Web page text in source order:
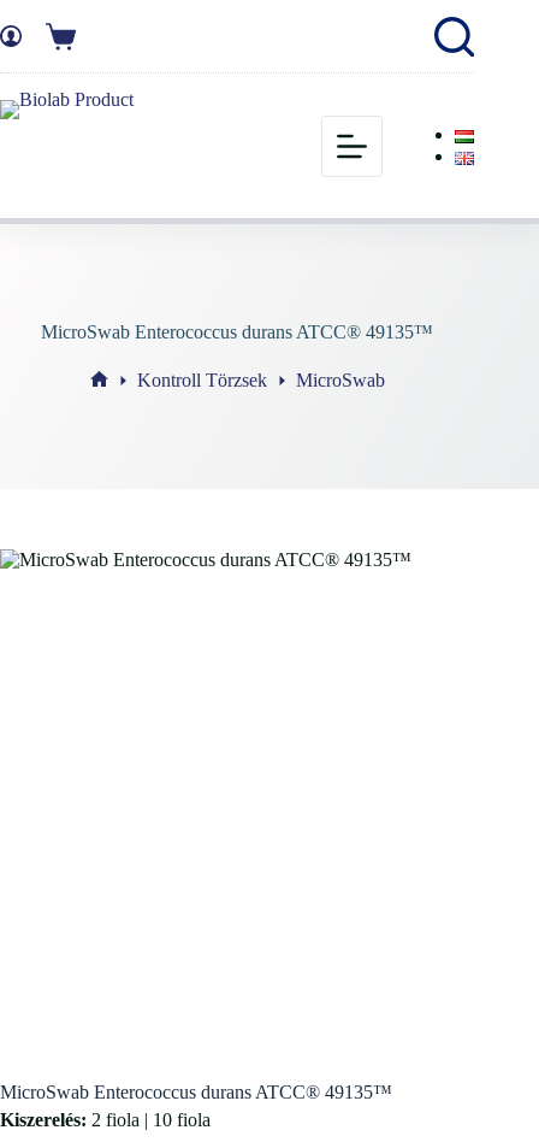
MicroSwab Enterococcus durans ATCC® 49135™
Kontroll Törzsek MicroSwab
MicroSwab Enterococcus durans ATCC® 49135™
Kiszerelés: 2 fiola | 10 fiola